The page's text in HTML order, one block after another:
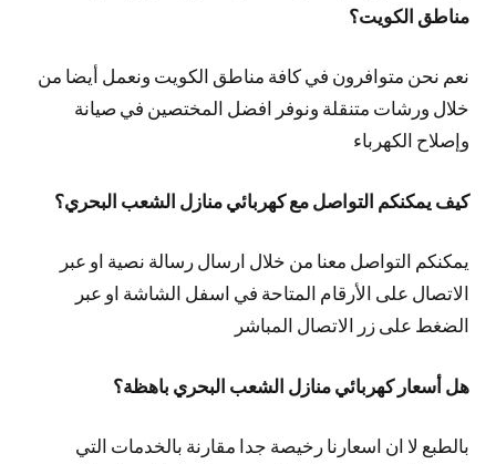
مناطق الكويت؟
نعم نحن متوافرون في كافة مناطق الكويت ونعمل أيضا من
خلال ورشات متنقلة ونوفر افضل المختصين في صيانة
وإصلاح الكهرباء
كيف يمكنكم التواصل مع كهربائي منازل الشعب البحري؟
يمكنكم التواصل معنا من خلال ارسال رسالة نصية او عبر
الاتصال على الأرقام المتاحة في اسفل الشاشة او عبر
الضغط على زر الاتصال المباشر
هل أسعار كهربائي منازل الشعب البحري باهظة؟
بالطبع لا ان اسعارنا رخيصة جدا مقارنة بالخدمات التي